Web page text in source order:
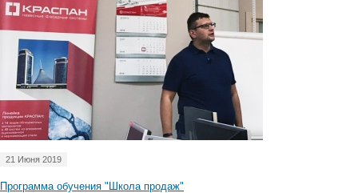
21 Июня 2019
Программа обучения "Школа продаж"